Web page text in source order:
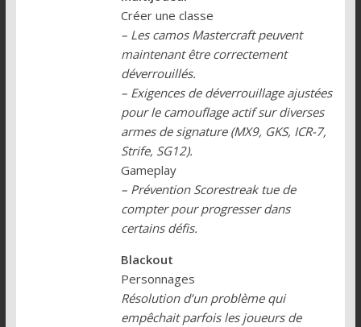
Créer une classe
– Les camos Mastercraft peuvent
maintenant être correctement
déverrouillés.
– Exigences de déverrouillage ajustées
pour le camouflage actif sur diverses
armes de signature (MX9, GKS, ICR-7,
Strife, SG12).
Gameplay
– Prévention Scorestreak tue de
compter pour progresser dans
certains défis.
Blackout
Personnages
Résolution d’un problème qui
empêchait parfois les joueurs de